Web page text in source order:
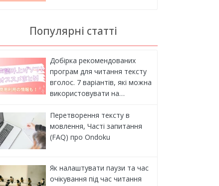
Популярні статті
Добірка рекомендованих
програм для читання тексту
вголос. 7 варіантів, які можна
використовувати на…
Перетворення тексту в
мовлення, Часті запитання
(FAQ) про Ondoku
Як налаштувати паузи та час
очікування під час читання